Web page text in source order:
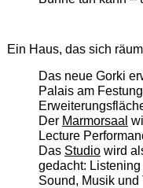
Ein Haus, das sich
Das neue Gorki
Palais am
Der Marmorsaal
Lecture
Das Studiowird
gedacht:
Sound, Musik